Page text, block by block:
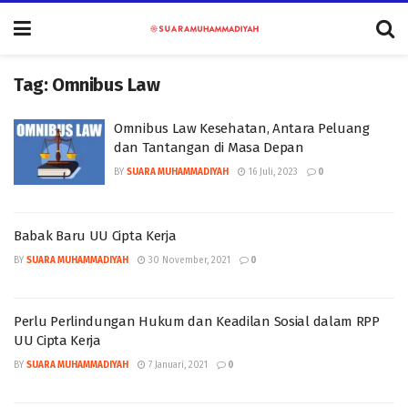
Tag: Omnibus Law
Omnibus Law Kesehatan, Antara Peluang
dan Tantangan di Masa Depan
BY SUARA MUHAMMADIYAH 16 Juli, 2023 0
Babak Baru UU Cipta Kerja
BY SUARA MUHAMMADIYAH 30 November, 2021 0
Perlu Perlindungan Hukum dan Keadilan Sosial dalam RPP
UU Cipta Kerja
BY SUARA MUHAMMADIYAH 7 Januari, 2021 0